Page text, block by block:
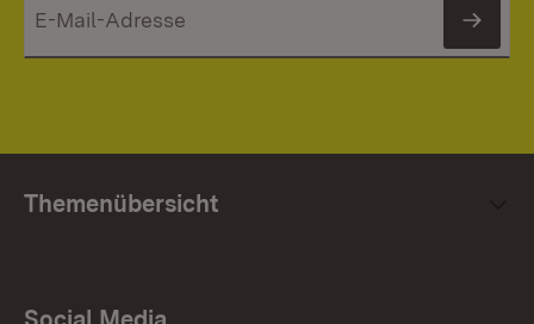
Themenübersicht